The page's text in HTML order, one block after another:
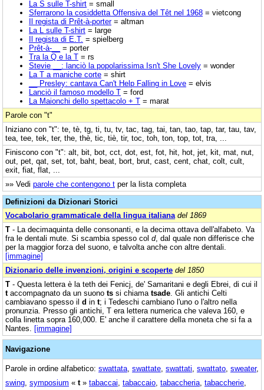
La S sulle T-shirt = small
Sferrarono la cosiddetta Offensiva del Têt nel 1968 = vietcong
Il regista di Prêt-à-porter= altman
La L sulle T-shirt = large
Il regista di E.T. = spielberg
Prêt-à-__
= porter
Tra la Q e la T = rs
Stevie __: lanciò la popolarissima Isn't She Lovely = wonder
La T a maniche corte = shirt
__ Presley: cantava Can't Help Falling in Love = elvis
Lanciò il famoso modello T = ford
La Maionchi dello spettacolo + T = marat
Parole con "t"
Iniziano con "t": te, tè, tg, ti, tu, tv, tac, tag, tai, tan, tao, tap, tar, tau, tav,
tea, tee, tek, ter, the, thè, tic, tiè, tir, toc, toh, ton, top, tot, tra, ...
Finiscono con "t": alt, bit, bot, cct, dot, est, fot, hit, hot, jet, kit, mat, nut,
out, pet, qat, set, tot, baht, beat, bort, brut, cast, cent, chat, colt, cult,
exit, fiat, flat, ...
»» Vedi parole che contengono t per la lista completa
Definizioni da Dizionari Storici
Vocabolario grammaticale della lingua italiana del 1869
T - La decimaquinta delle consonanti, e la decima ottava dell'alfabeto. Va
fra le dentali mute. Si scambia spesso col d, dal quale non differisce che
per la maggior forza del suono, e talvolta anche con altre dentali.
[immagine]
Dizionario delle invenzioni, origini e scoperte del 1850
T - Questa lettera è la teth dei Fenicj, de' Samaritani e degli Ebrei, di cui il
taccompagnato da un suono ts si chiama tsade . Gli antichi Celti
cambiavano spesso il d in t; i Tedeschi cambiano l'uno o l'altro nella
pronunzia. Presso gli antichi, T era lettera numerica che valeva 160, e
colla linetta sopra 160,000. E' anche il carattere della moneta che si fa a
Nantes. [immagine]
Navigazione
Parole in ordine alfabetico: swattata swattate swattati swattato sweater,
swing symposium « t» tabaccai tabaccaio tabaccheria tabaccherie